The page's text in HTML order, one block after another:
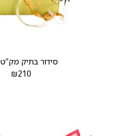
סידור בתיק מק”ט 760
₪210